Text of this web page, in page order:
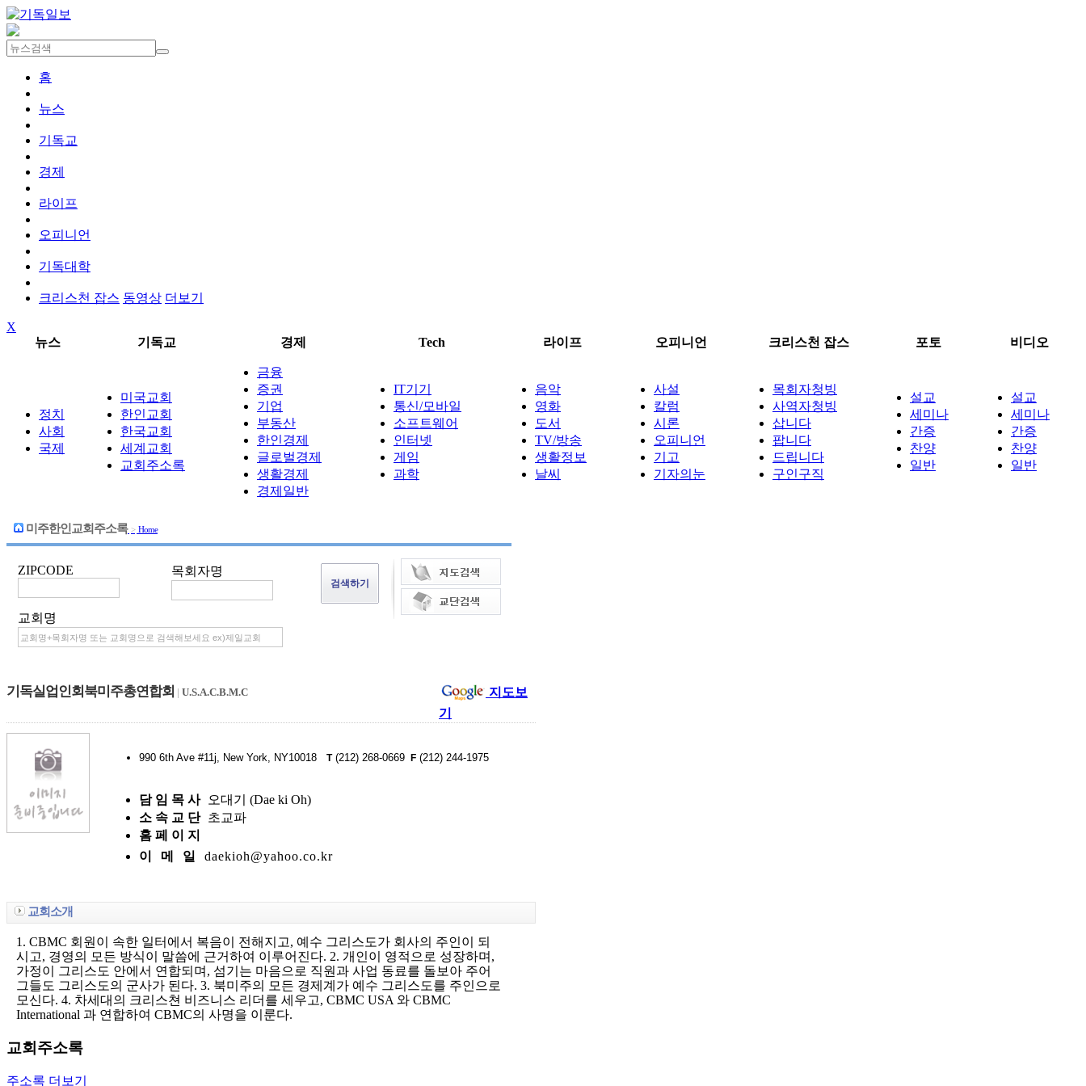
홈
뉴스
기독교
경제
라이프
오피니언
기독대학
크리스천 잡스 동영상 더보기
X
뉴스
기독교 경제 Tech 라이프 오피니언 크리스천 잡스 포토 비디오
정치
사회
국제
미국교회
한인교회
한국교회
세계교회
교회주소록
금융
증권
기업
부동산
한인경제
글로벌경제
생활경제
경제일반
IT기기
통신/모바일
소프트웨어
인터넷
게임
과학
음악
영화
도서
TV/방송
생활정보
날씨
사설
칼럼
시론
오피니언
기고
기자의눈
목회자청빙
사역자청빙
삽니다
팝니다
드립니다
구인구직
설교
세미나
간증
찬양
일반
설교
세미나
간증
찬양
일반
미주한인교회주소록 > Home
ZIPCODE 목회자명
교회명
기독실업인회북미주총연합회 | U.S.A.C.B.M.C
지도보
기
990 6th Ave #11j, New York, NY10018 T(212) 268-0669 F (212) 244-1975
담 임 목 사
오대기 (Dae ki Oh)
소 속 교 단 초교파
홈 페 이 지
이 메 일
daekioh@yahoo.co.kr
교회소개
1. CBMC 회원이 속한 일터에서 복음이 전해지고, 예수 그리스도가 회사의 주인이 되
시고, 경영의 모든 방식이 말씀에 근거하여 이루어진다. 2. 개인이 영적으로 성장하며,
가정이 그리스도 안에서 연합되며, 섬기는 마음으로 직원과 사업 동료를 돌보아 주어
그들도 그리스도의 군사가 된다. 3. 북미주의 모든 경제계가 예수 그리스도를 주인으로
모신다. 4. 차세대의 크리스쳔 비즈니스 리더를 세우고, CBMC USA 와 CBMC
International 과 연합하여 CBMC의 사명을 이룬다.
교회주소록
주소록 더보기